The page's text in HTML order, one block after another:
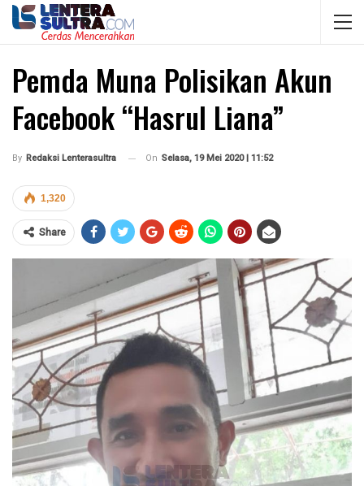
Pemda Muna Polisikan Akun
Facebook “Hasrul Liana”
By Redaksi Lenterasultra On Selasa, 19 Mei 2020 | 11:52
1,320
Share